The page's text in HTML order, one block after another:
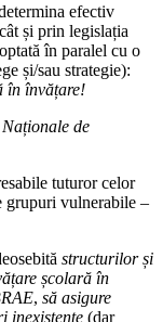
efectiv
și prin legislația
în paralel cu o
și/sau strategie):
în învățare!
de
tuturor celor
grupuri vulnerabile –
structurilor și
școlară în
, să asigure
inexistente (dar